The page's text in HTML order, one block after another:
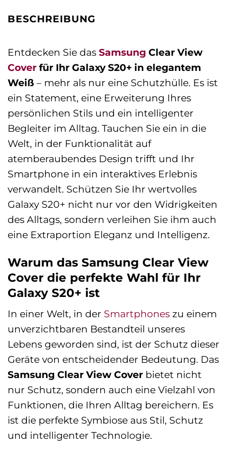
BESCHREIBUNG
Entdecken Sie das Samsung Clear View
Cover für Ihr Galaxy S20+ in elegantem
Weiß – mehr als nur eine Schutzhülle. Es ist
ein Statement, eine Erweiterung Ihres
persönlichen Stils und ein intelligenter
Begleiter im Alltag. Tauchen Sie ein in die
Welt, in der Funktionalität auf
atemberaubendes Design trifft und Ihr
Smartphone in ein interaktives Erlebnis
verwandelt. Schützen Sie Ihr wertvolles
Galaxy S20+ nicht nur vor den Widrigkeiten
des Alltags, sondern verleihen Sie ihm auch
eine Extraportion Eleganz und Intelligenz.
Warum das Samsung Clear View
Cover die perfekte Wahl für Ihr
Galaxy S20+ ist
In einer Welt, in der Smartphones zu einem
unverzichtbaren Bestandteil unseres
Lebens geworden sind, ist der Schutz dieser
Geräte von entscheidender Bedeutung. Das
Samsung Clear View Cover bietet nicht
nur Schutz, sondern auch eine Vielzahl von
Funktionen, die Ihren Alltag bereichern. Es
ist die perfekte Symbiose aus Stil, Schutz
und intelligenter Technologie.